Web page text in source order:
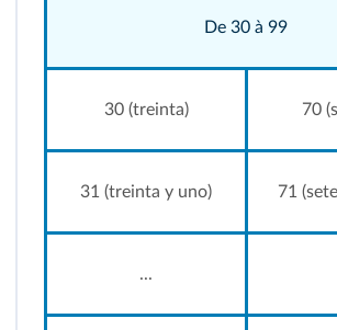
De 30 à 99
30 (treinta) 70
31 (treinta y uno) 71
...